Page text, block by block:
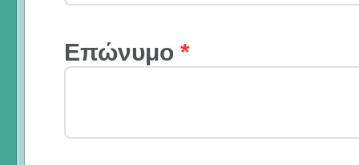
Επώνυμο *